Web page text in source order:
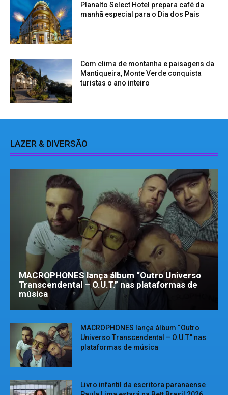
Planalto Select Hotel prepara café da
manhã especial para o Dia dos Pais
Com clima de montanha e paisagens da
Mantiqueira, Monte Verde conquista
turistas o ano inteiro
LAZER & DIVERSÃO
MACROPHONES lança álbum “Outro Universo
Transcendental – O.U.T.” nas plataformas de
música
MACROPHONES lança álbum “Outro
Universo Transcendental – O.U.T.” nas
plataformas de música
Livro infantil da escritora paranaense